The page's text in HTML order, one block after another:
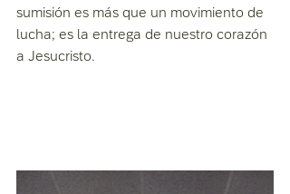
sumisión es más que un movimiento de
lucha; es la entrega de nuestro corazón
a Jesucristo.